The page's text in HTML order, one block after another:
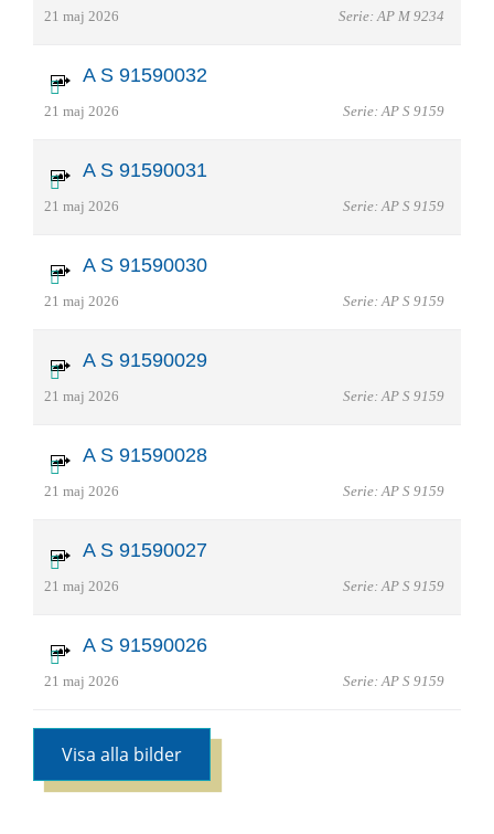
21 maj 2026 Serie: AP M 9234
A S 91590032
21 maj 2026 Serie: AP S 9159
A S 91590031
21 maj 2026 Serie: AP S 9159
A S 91590030
21 maj 2026 Serie: AP S 9159
A S 91590029
21 maj 2026 Serie: AP S 9159
A S 91590028
21 maj 2026 Serie: AP S 9159
A S 91590027
21 maj 2026 Serie: AP S 9159
A S 91590026
21 maj 2026 Serie: AP S 9159
Visa alla bilder